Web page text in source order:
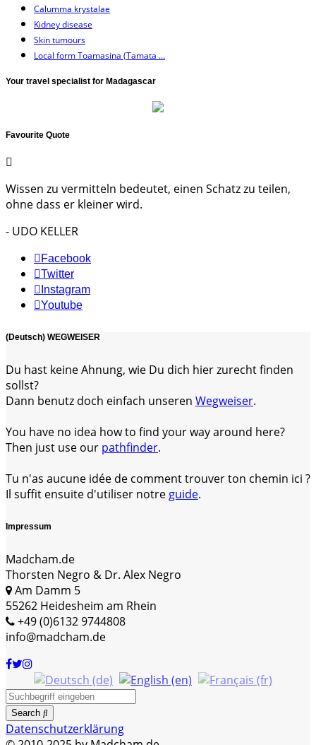
Calumma krystalae
Kidney disease
Skin tumours
Local form Toamasina (Tamata ...
Your travel specialist for Madagascar
Favourite Quote
Wissen zu vermitteln bedeutet, einen Schatz zu teilen,
ohne dass er kleiner wird.
- UDO KELLER
Facebook
Twitter
Instagram
Youtube
(Deutsch) WEGWEISER
Du hast keine Ahnung, wie Du dich hier zurecht finden
sollst?
Dann benutz doch einfach unseren Wegweiser.
You have no idea how to find your way around here?
Then just use our pathfinder.
Tu n'as aucune idée de comment trouver ton chemin ici ?
Il suffit ensuite d'utiliser notre guide.
Impressum
Madcham.de
Thorsten Negro & Dr. Alex Negro
Am Damm 5
55262 Heidesheim am Rhein
+49 (0)6132 9744808
info@madcham.de
Search
Datenschutzerklärung